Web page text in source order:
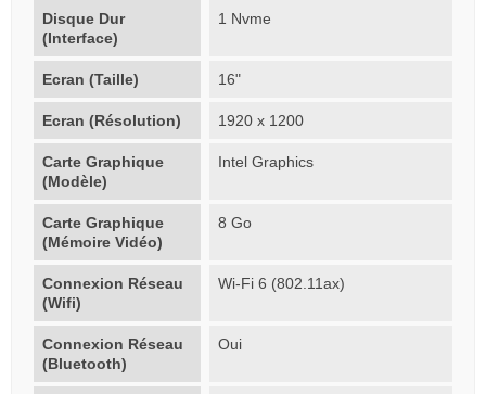
Disque Dur
(Interface)
1 Nvme
Ecran (Taille) 16"
Ecran (Résolution) 1920 x 1200
Carte Graphique
(Modèle)
Intel Graphics
Carte Graphique
(Mémoire Vidéo)
8 Go
Connexion Réseau
(Wifi)
Wi-Fi 6 (802.11ax)
Connexion Réseau
(Bluetooth)
Oui